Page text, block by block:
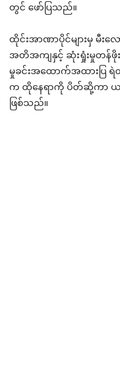
တွင် ဖော်ပြသည်။
ထိုင်းအာဏာပိုင်များမှ မီး
အတိအကျနှင့် ဆုံးရှုံးမှုတန်ဖို
မှုခင်းအထောက်အထားပြ ရဲတ
က ထိုနေရာကို ပိတ်ဆို့ကာ
ဖြစ်သည်။